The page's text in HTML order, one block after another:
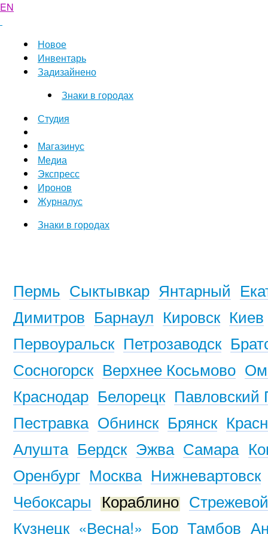
EN
Новое
Инвентарь
Задизайнено
Знаки в городах
Студия
Магазинус
Медиа
Экспресс
Иронов
Журналус
Знаки в городах
Пермь Сыктывкар Янтарный
Димитров Барнаул Кировск Киев
Первоуральск Петрозаводск
Сосногорск Верхнее Косьмово
Краснодар Белорецк Павловский
Пестравка Обнинск Брянск
Алушта Бердск Эжва Самара
Оренбург Москва Нижневартовск
Чебоксары Кораблино
Кузнецк «Весна!» Бор Тамбов